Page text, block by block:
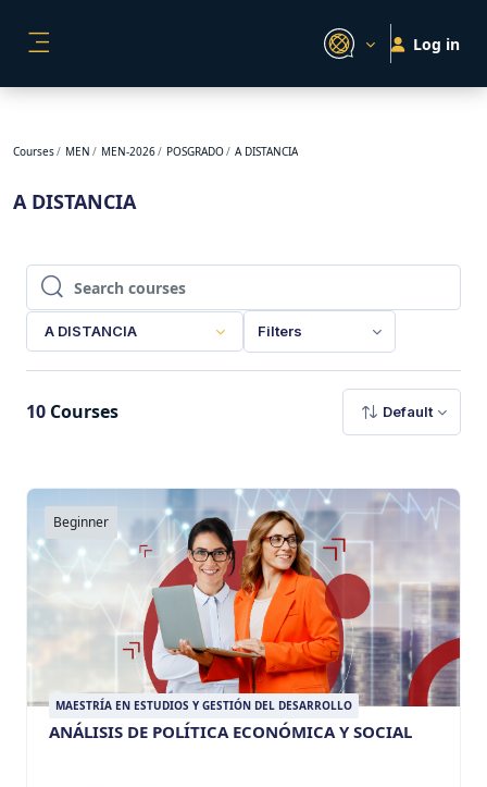
Log in
Courses MEN MEN-2026 POSGRADO A DISTANCIA
A DISTANCIA
Search courses
Search courses
A DISTANCIA Filters
10 Courses Default
Beginner
MAESTRÍA EN ESTUDIOS Y GESTIÓN DEL DESARROLLO
ANÁLISIS DE POLÍTICA ECONÓMICA Y SOCIAL